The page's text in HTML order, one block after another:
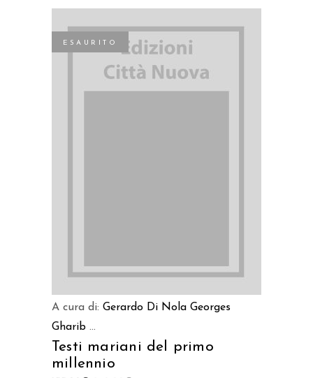
ESAURITO
A cura di: Gerardo Di Nola Georges
Gharib ...
Testi mariani del primo
millennio